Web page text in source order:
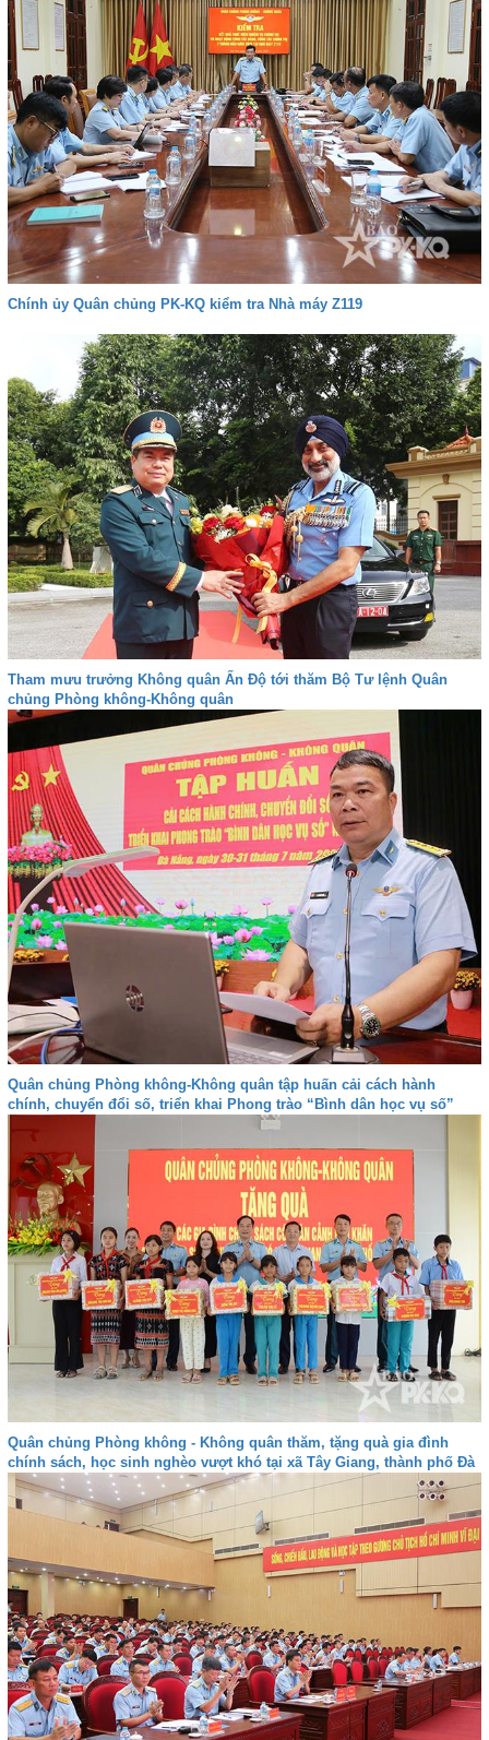
Chính ủy Quân chủng PK-KQ kiểm tra Nhà máy Z119
Tham mưu trưởng Không quân Ấn Độ tới thăm Bộ Tư lệnh Quân
chủng Phòng không-Không quân
Quân chủng Phòng không-Không quân tập huấn cải cách hành
chính, chuyển đổi số, triển khai Phong trào “Bình dân học vụ số”
Quân chủng Phòng không - Không quân thăm, tặng quà gia đình
chính sách, học sinh nghèo vượt khó tại xã Tây Giang, thành phố Đà
nẵng